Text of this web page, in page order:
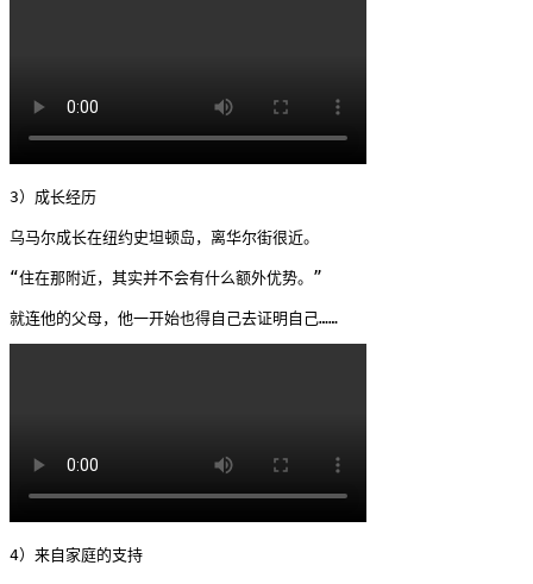
3）成长经历
乌马尔成长在纽约史坦顿岛，离华尔街很近。
“住在那附近，其实并不会有什么额外优势。”
就连他的父母，他一开始也得自己去证明自己……
4）来自家庭的支持